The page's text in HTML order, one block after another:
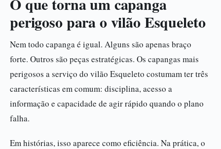
perigoso para o vilão Esqueleto
Nem todo capanga é igual. Alguns são apenas braço
forte. Outros são peças estratégicas. Os capangas mais
perigosos a serviço do vilão Esqueleto costumam ter três
características em comum: disciplina, acesso a
informação e capacidade de agir rápido quando o plano
falha.
Em histórias, isso aparece como eficiência. Na prática, o